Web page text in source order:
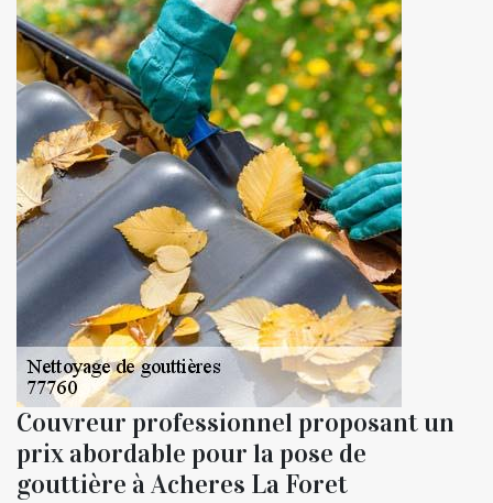
Couvreur professionnel proposant un
prix abordable pour la pose de
gouttière à Acheres La Foret